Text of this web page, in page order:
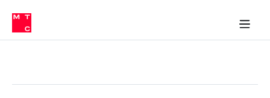
Медиа-центр
и акционерам
Устойчивое развитие
Комплаенс и деловая этика
компании
Карьера
в МТС